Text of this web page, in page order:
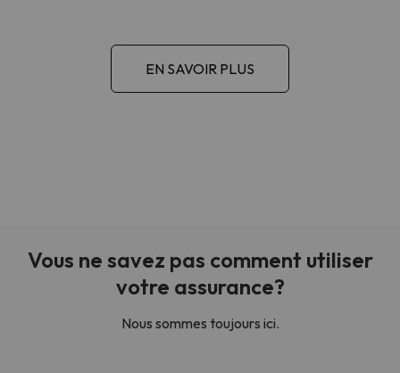
EN SAVOIR PLUS
Vous ne savez pas comment utiliser
votre assurance?
Nous sommes toujours ici.